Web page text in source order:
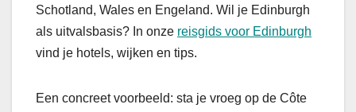
Schotland, Wales en Engeland. Wil je Edinburgh
als uitvalsbasis? In onze reisgids voor Edinburgh
vind je hotels, wijken en tips.
Een concreet voorbeeld: sta je vroeg op de Côte